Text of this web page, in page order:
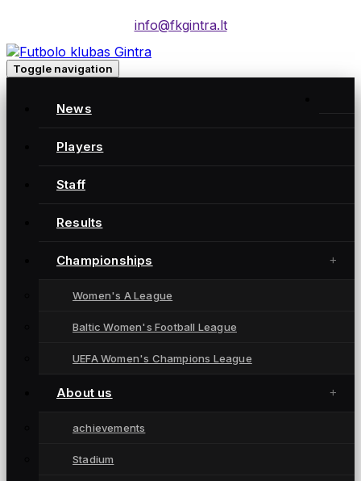
info@fkgintra.lt
Toggle navigation
News
Players
Staff
Results
Championships
Women's A League
Baltic Women's Football League
UEFA Women's Champions League
About us
achievements
Stadium
ATTACKER
Lithuania
Position:
Ugnė Grincevičiūtė